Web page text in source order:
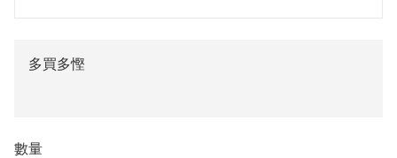
多買多慳
數量